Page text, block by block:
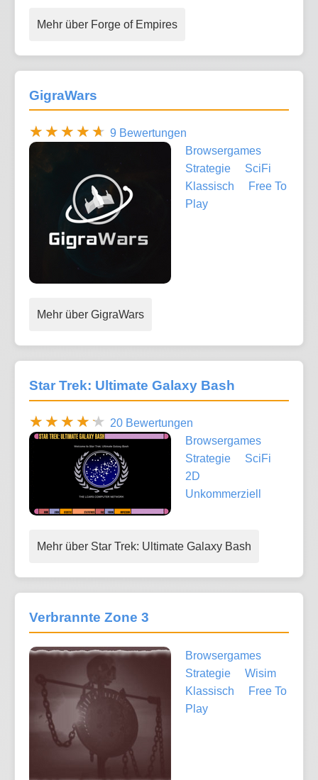
Mehr über Forge of Empires
GigraWars
9 Bewertungen
Browsergames
Strategie
SciFi
Klassisch
Free To
Play
Mehr über GigraWars
Star Trek: Ultimate Galaxy Bash
20 Bewertungen
Browsergames
Strategie
SciFi
2D
Unkommerziell
Mehr über Star Trek: Ultimate Galaxy Bash
Verbrannte Zone 3
Browsergames
Strategie
Wisim
Klassisch
Free To
Play